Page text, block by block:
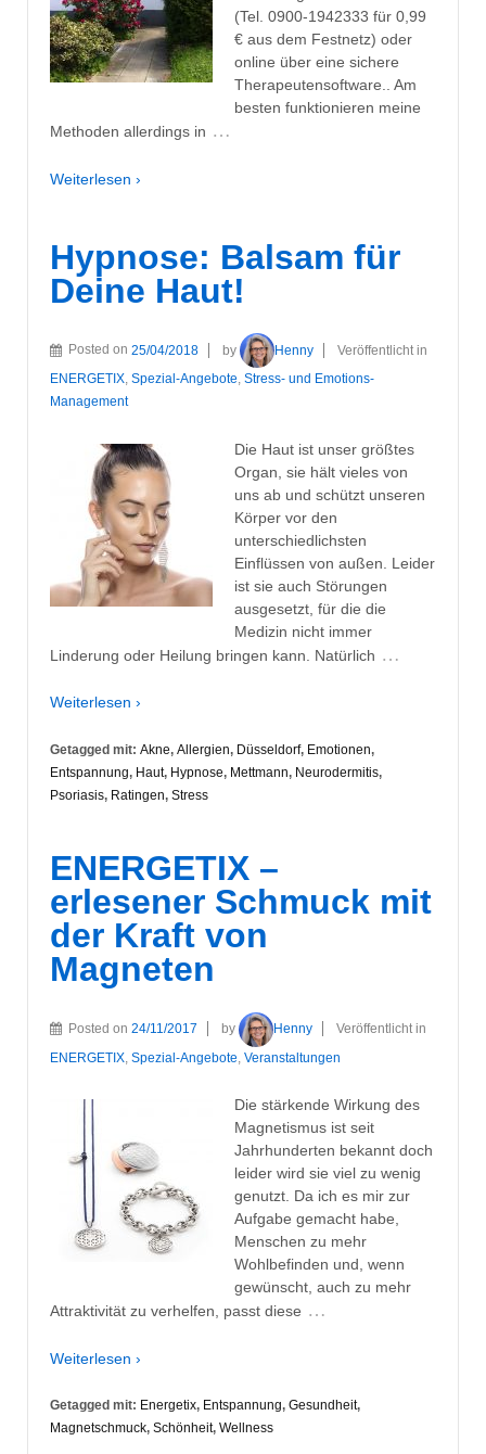
(Tel. 0900-1942333 für 0,99
€ aus dem Festnetz) oder
online über eine sichere
Therapeutensoftware.. Am
besten funktionieren meine
Methoden allerdings in …
Weiterlesen ›
Hypnose: Balsam für
Deine Haut!
Posted on 25/04/2018 by Henny
Veröffentlicht in
ENERGETIX, Spezial-Angebote, Stress- und Emotions-
Management
Die Haut ist unser größtes
Organ, sie hält vieles von
uns ab und schützt unseren
Körper vor den
unterschiedlichsten
Einflüssen von außen. Leider
ist sie auch Störungen
ausgesetzt, für die die
Medizin nicht immer
Linderung oder Heilung bringen kann. Natürlich …
Weiterlesen ›
Getagged mit: Akne, Allergien, Düsseldorf, Emotionen,
Entspannung, Haut, Hypnose, Mettmann, Neurodermitis,
Psoriasis, Ratingen, Stress
ENERGETIX –
erlesener Schmuck mit
der Kraft von
Magneten
Posted on 24/11/2017 by Henny
Veröffentlicht in
ENERGETIX Spezial-Angebote Veranstaltungen
Die stärkende Wirkung des
Magnetismus ist seit
Jahrhunderten bekannt doch
leider wird sie viel zu wenig
genutzt. Da ich es mir zur
Aufgabe gemacht habe,
Menschen zu mehr
Wohlbefinden und, wenn
gewünscht, auch zu mehr
Attraktivität zu verhelfen, passt diese …
Weiterlesen ›
Getagged mit: Energetix, Entspannung, Gesundheit,
Magnetschmuck, Schönheit, Wellness